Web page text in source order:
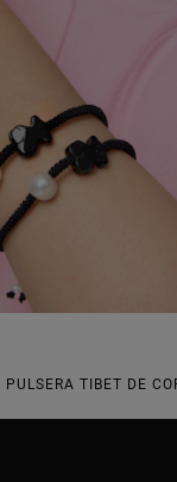
PULSERA TIBET DE